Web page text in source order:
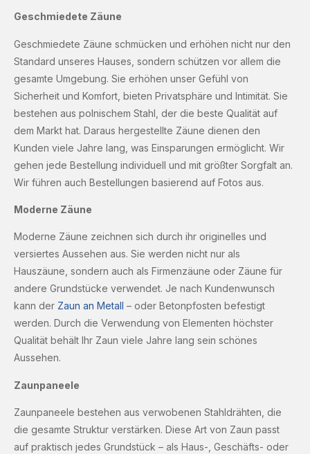
Geschmiedete Zäune
Geschmiedete Zäune schmücken und erhöhen nicht nur den
Standard unseres Hauses, sondern schützen vor allem die
gesamte Umgebung. Sie erhöhen unser Gefühl von
Sicherheit und Komfort, bieten Privatsphäre und Intimität. Sie
bestehen aus polnischem Stahl, der die beste Qualität auf
dem Markt hat. Daraus hergestellte Zäune dienen den
Kunden viele Jahre lang, was Einsparungen ermöglicht. Wir
gehen jede Bestellung individuell und mit größter Sorgfalt an.
Wir führen auch Bestellungen basierend auf Fotos aus.
Moderne Zäune
Moderne Zäune zeichnen sich durch ihr originelles und
versiertes Aussehen aus. Sie werden nicht nur als
Hauszäune, sondern auch als Firmenzäune oder Zäune für
andere Grundstücke verwendet. Je nach Kundenwunsch
kann der Zaun an Metall – oder Betonpfosten befestigt
werden. Durch die Verwendung von Elementen höchster
Qualität behält Ihr Zaun viele Jahre lang sein schönes
Aussehen.
Zaunpaneele
Zaunpaneele bestehen aus verwobenen Stahldrähten, die
die gesamte Struktur verstärken. Diese Art von Zaun passt
auf praktisch jedes Grundstück – als Haus-, Geschäfts- oder